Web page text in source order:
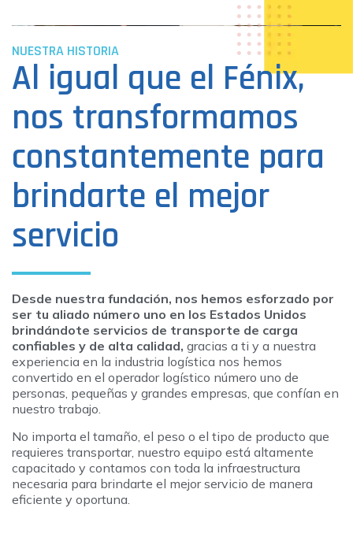
NUESTRA HISTORIA​
Al igual que el Fénix,
nos transformamos
constantemente para
brindarte el mejor
servicio
Desde nuestra fundación, nos hemos esforzado por
ser tu aliado número uno en los Estados Unidos
brindándote servicios de transporte de carga
confiables y de alta calidad, gracias a ti y a nuestra
experiencia en la industria logística nos hemos
convertido en el operador logístico número uno de
personas, pequeñas y grandes empresas, que confían en
nuestro trabajo.
No importa el tamaño, el peso o el tipo de producto que
requieres transportar, nuestro equipo está altamente
capacitado y contamos con toda la infraestructura
necesaria para brindarte el mejor servicio de manera
eficiente y oportuna.